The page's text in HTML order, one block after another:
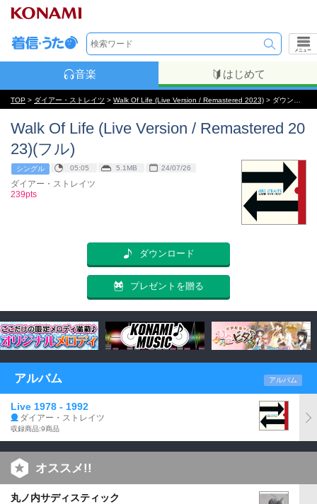
メニュー
音楽 はじめて
TOP > ダイアー・ストレイツ > Walk Of Life (Live Version / Remastered 2023) > ダウンロード
Walk Of Life (Live Version / Remastered 20
23)(フル)
シングル 05:05 5.1MB 24/07/26
ダイアー・ストレイツ
239pts
ダウンロード
プレゼントを贈る
アルバム アルバム
Live 1978 - 1992
ダイアー・ストレイツ
収録商品:9商品
オススメ!!
丸ノ内サディスティック